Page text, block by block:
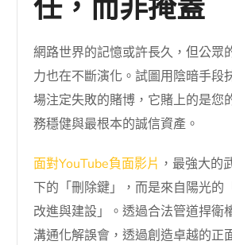
任，而非掩蓋
網路世界的記憶或許長久，但公眾
力也在不斷演化。試圖用陰暗手段
場注定失敗的賭博，它賭上的是您
務穩健與最根本的誠信資產。
面對YouTube負面影片 ，最強大的
下的「刪除鍵」，而是來自陽光的
改進與建設」。透過合法管道捍衛
溝通化解誤會，透過創造卓越的正